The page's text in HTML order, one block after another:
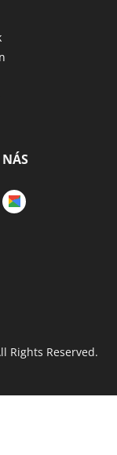
NÁS
Rights Reserved.